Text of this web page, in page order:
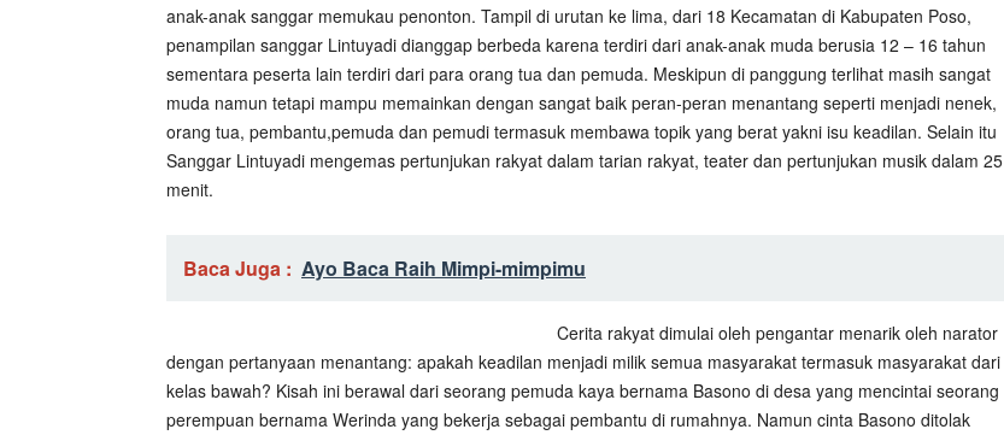
anak-anak sanggar memukau penonton. Tampil di urutan ke lima, dari 18 Kecamatan di Kabupaten Poso,
penampilan sanggar Lintuyadi dianggap berbeda karena terdiri dari anak-anak muda berusia 12 – 16 tahun
sementara peserta lain terdiri dari para orang tua dan pemuda. Meskipun di panggung terlihat masih sangat
muda namun tetapi mampu memainkan dengan sangat baik peran-peran menantang seperti menjadi nenek,
orang tua, pembantu,pemuda dan pemudi termasuk membawa topik yang berat yakni isu keadilan. Selain itu
Sanggar Lintuyadi mengemas pertunjukan rakyat dalam tarian rakyat, teater dan pertunjukan musik dalam 25
menit.
Baca Juga : Ayo Baca Raih Mimpi-mimpimu
Cerita rakyat dimulai oleh pengantar menarik oleh narator
dengan pertanyaan menantang: apakah keadilan menjadi milik semua masyarakat termasuk masyarakat dari
kelas bawah? Kisah ini berawal dari seorang pemuda kaya bernama Basono di desa yang mencintai seorang
perempuan bernama Werinda yang bekerja sebagai pembantu di rumahnya. Namun cinta Basono ditolak